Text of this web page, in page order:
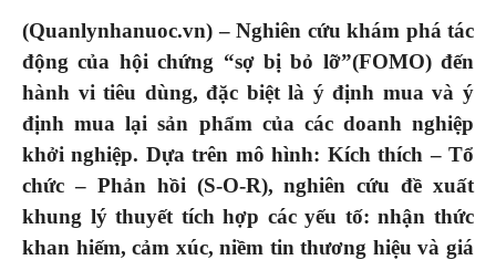
(Quanlynhanuoc.vn) – Nghiên cứu khám phá tác
động của hội chứng “sợ bị bỏ lỡ”(FOMO) đến
hành vi tiêu dùng, đặc biệt là ý định mua và ý
định mua lại sản phẩm của các doanh nghiệp
khởi nghiệp. Dựa trên mô hình: Kích thích – Tổ
chức – Phản hồi (S-O-R), nghiên cứu đề xuất
khung lý thuyết tích hợp các yếu tố: nhận thức
khan hiếm, cảm xúc, niềm tin thương hiệu và giá